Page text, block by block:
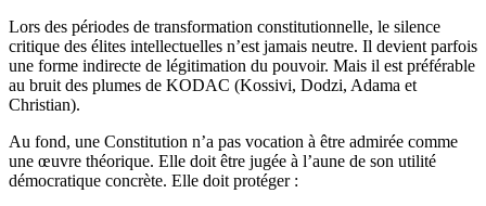
Lors des périodes de transformation constitutionnelle, le silence
critique des élites intellectuelles n’est jamais neutre. Il devient parfois
une forme indirecte de légitimation du pouvoir. Mais il est préférable
au bruit des plumes de KODAC (Kossivi, Dodzi, Adama et
Christian).
Au fond, une Constitution n’a pas vocation à être admirée comme
une œuvre théorique. Elle doit être jugée à l’aune de son utilité
démocratique concrète. Elle doit protéger :